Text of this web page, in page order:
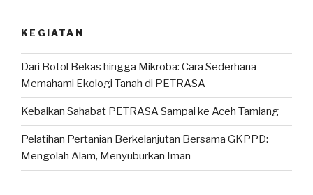
KEGIATAN
Dari Botol Bekas hingga Mikroba: Cara Sederhana
Memahami Ekologi Tanah di PETRASA
Kebaikan Sahabat PETRASA Sampai ke Aceh Tamiang
Pelatihan Pertanian Berkelanjutan Bersama GKPPD:
Mengolah Alam, Menyuburkan Iman